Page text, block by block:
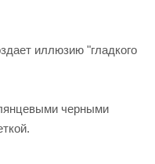
иллюзию "гладкого
черными